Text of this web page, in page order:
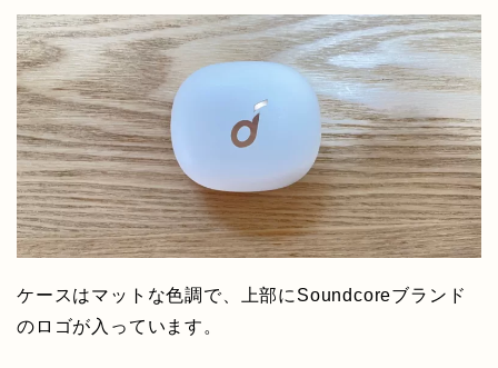
ケースはマットな色調で、上部にSoundcoreブランド
のロゴが入っています。